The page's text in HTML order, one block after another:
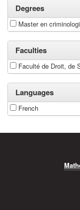
Degrees
Master en
Faculties
Faculté de Droit, de
Languages
French